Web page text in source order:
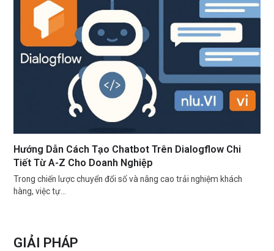
Hướng Dẫn Cách Tạo Chatbot Trên Dialogflow Chi
Tiết Từ A-Z Cho Doanh Nghiệp
Trong chiến lược chuyển đổi số và nâng cao trải nghiệm khách
hàng, việc tự…
GIẢI PHÁP